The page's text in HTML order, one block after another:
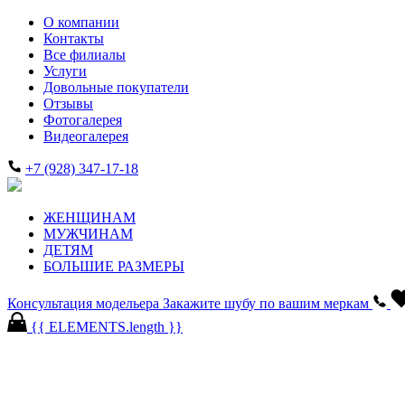
О компании
Контакты
Все филиалы
Услуги
Довольные покупатели
Отзывы
Фотогалерея
Видеогалерея
+7 (928) 347-17-18
ЖЕНЩИНАМ
МУЖЧИНАМ
ДЕТЯМ
БОЛЬШИЕ РАЗМЕРЫ
Консультация модельера Закажите шубу по вашим меркам
{{ ELEMENTS.length }}